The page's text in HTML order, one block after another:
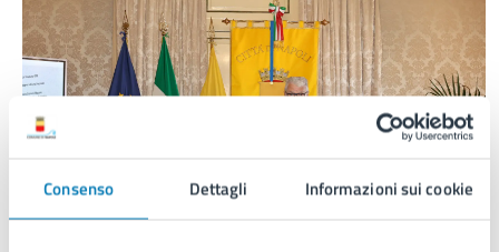
Consenso Dettagli Informazioni sui cookie